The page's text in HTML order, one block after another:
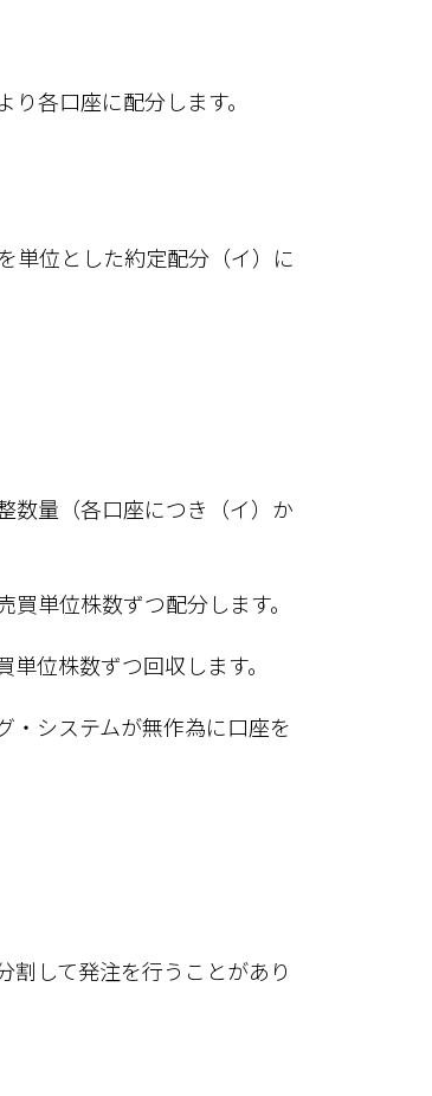
各口座に配分します。
単位とした約定配分（イ）に
数量（各口座につき（イ）か
単位株数ずつ配分します。
位株数ずつ回収します。
システムが無作為に口座を
して発注を行うことがあり